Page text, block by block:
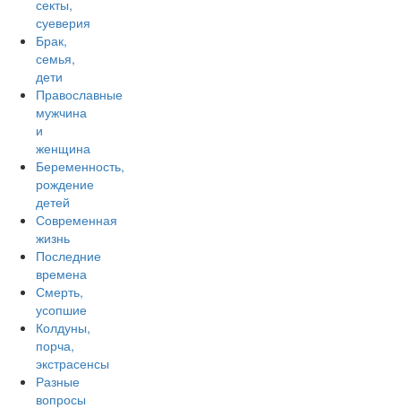
секты,
суеверия
Брак,
семья,
дети
Православные
мужчина
и
женщина
Беременность,
рождение
детей
Современная
жизнь
Последние
времена
Смерть,
усопшие
Колдуны,
порча,
экстрасенсы
Разные
вопросы